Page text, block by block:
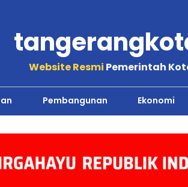
Website Resmi Pemerintah
Pembangunan Ekonomi